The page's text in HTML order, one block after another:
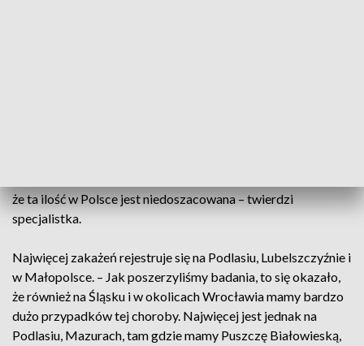
że ta ilość w Polsce jest niedoszacowana – twierdzi
specjalistka.
Najwięcej zakażeń rejestruje się na Podlasiu, Lubelszczyźnie i
w Małopolsce. – Jak poszerzyliśmy badania, to się okazało,
że również na Śląsku i w okolicach Wrocławia mamy bardzo
dużo przypadków tej choroby. Najwięcej jest jednak na
Podlasiu, Mazurach, tam gdzie mamy Puszczę Białowieską,